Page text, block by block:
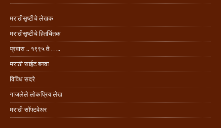
मराठीसृष्टीचे लेखक
मराठीसृष्टीचे हितचिंतक
प्रवास .. १९९५ ते …..
मराठी साईट बनवा
विविध सदरे
गाजलेले लोकप्रिय लेख
मराठी सॉफ्टवेअर